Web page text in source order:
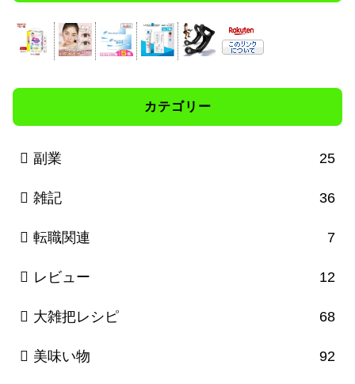
カテゴリー
副業 25
雑記 36
転職関連 7
レビュー 12
大雑把レシピ 68
美味い物 92